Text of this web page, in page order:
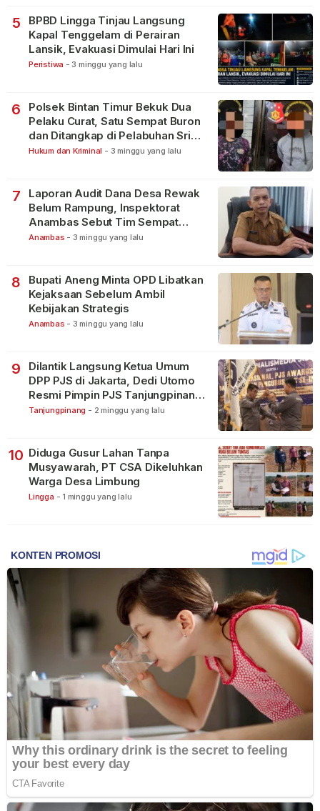
5
BPBD Lingga Tinjau Langsung
Kapal Tenggelam di Perairan
Lansik, Evakuasi Dimulai Hari Ini
Peristiwa - 3 minggu yang lalu
6
Polsek Bintan Timur Bekuk Dua
Pelaku Curat, Satu Sempat Buron
dan Ditangkap di Pelabuhan Sri
Bintan Pura
Hukum dan Kriminal - 3 minggu yang lalu
7
Laporan Audit Dana Desa Rewak
Belum Rampung, Inspektorat
Anambas Sebut Tim Sempat
Terbagi Tangani Kasus Lain
Anambas - 3 minggu yang lalu
8
Bupati Aneng Minta OPD Libatkan
Kejaksaan Sebelum Ambil
Kebijakan Strategis
Anambas - 3 minggu yang lalu
9
Dilantik Langsung Ketua Umum
DPP PJS di Jakarta, Dedi Utomo
Resmi Pimpin PJS Tanjungpinang-
Bintan
Tanjungpinang - 2 minggu yang lalu
10 Diduga Gusur Lahan Tanpa
Musyawarah, PT CSA Dikeluhkan
Warga Desa Limbung
Lingga - 1 minggu yang lalu